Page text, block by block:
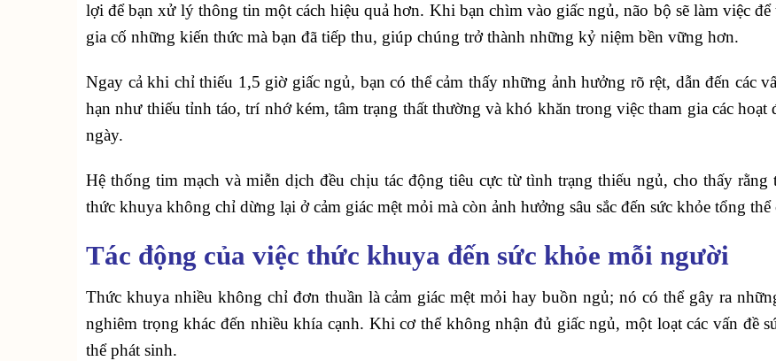
lợi để bạn xử lý thông tin một cách hiệu quả hơn. Khi bạn chìm vào giấc ngủ, não bộ sẽ làm việc để
gia cố những kiến thức mà bạn đã tiếp thu, giúp chúng trở thành những kỷ niệm bền vững hơn.
Ngay cả khi chỉ thiếu 1,5 giờ giấc ngủ, bạn có thể cảm thấy những ảnh hưởng rõ rệt, dẫn đến các
hạn như thiếu tỉnh táo, trí nhớ kém, tâm trạng thất thường và khó khăn trong việc tham gia các hoạt
ngày.
Hệ thống tim mạch và miễn dịch đều chịu tác động tiêu cực từ tình trạng thiếu ngủ, cho thấy rằng
thức khuya không chỉ dừng lại ở cảm giác mệt mỏi mà còn ảnh hưởng sâu sắc đến sức khỏe tổng thể
Tác động của việc thức khuya đến sức khỏe mỗi người
Thức khuya nhiều không chỉ đơn thuần là cảm giác mệt mỏi hay buồn ngủ; nó có thể gây ra
nghiêm trọng khác đến nhiều khía cạnh. Khi cơ thể không nhận đủ giấc ngủ, một loạt các vấn đề
thể phát sinh.